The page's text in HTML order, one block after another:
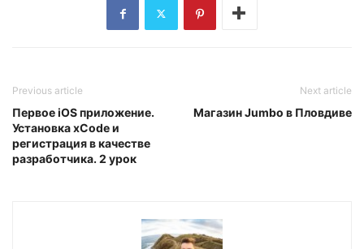
Previous article
Первое iOS приложение.
Установка xCode и
регистрация в качестве
разработчика. 2 урок
Next article
Магазин Jumbo в Пловдиве